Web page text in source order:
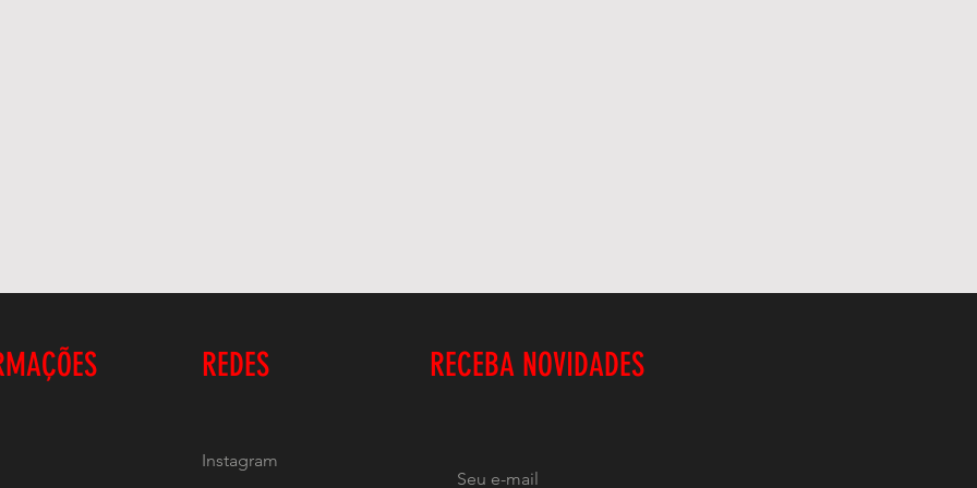
REDES RECEBA NOVIDADES
Instagram